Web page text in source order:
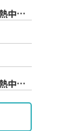
中症
中症